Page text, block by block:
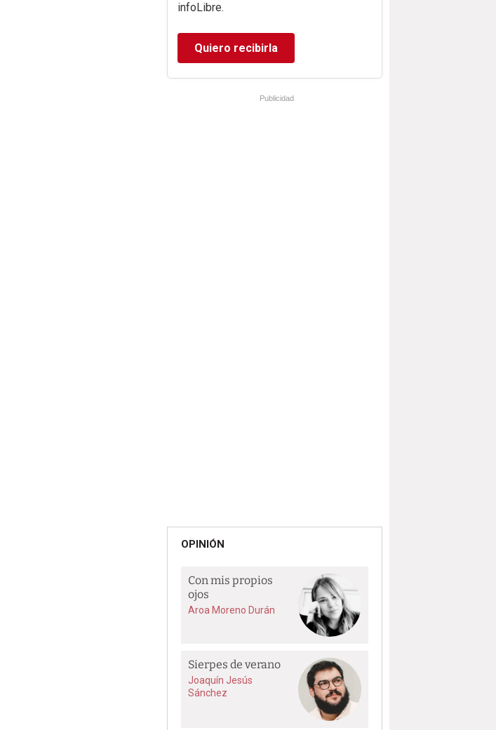
infoLibre.
Quiero recibirla
Publicidad
OPINIÓN
Con mis propios
ojos
Aroa Moreno Durán
Sierpes de verano
Joaquín Jesús
Sánchez